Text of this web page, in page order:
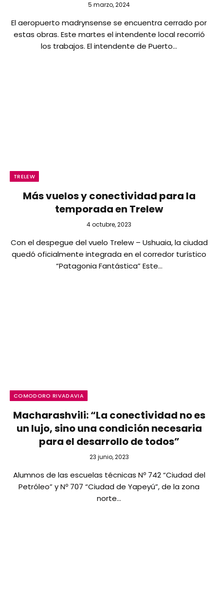
5 marzo, 2024
El aeropuerto madrynsense se encuentra cerrado por
estas obras. Este martes el intendente local recorrió
los trabajos. El intendente de Puerto…
TRELEW
Más vuelos y conectividad para la
temporada en Trelew
4 octubre, 2023
Con el despegue del vuelo Trelew – Ushuaia, la ciudad
quedó oficialmente integrada en el corredor turístico
“Patagonia Fantástica” Este…
COMODORO RIVADAVIA
Macharashvili: “La conectividad no es
un lujo, sino una condición necesaria
para el desarrollo de todos”
23 junio, 2023
Alumnos de las escuelas técnicas Nº 742 “Ciudad del
Petróleo” y Nº 707 “Ciudad de Yapeyú”, de la zona
norte…